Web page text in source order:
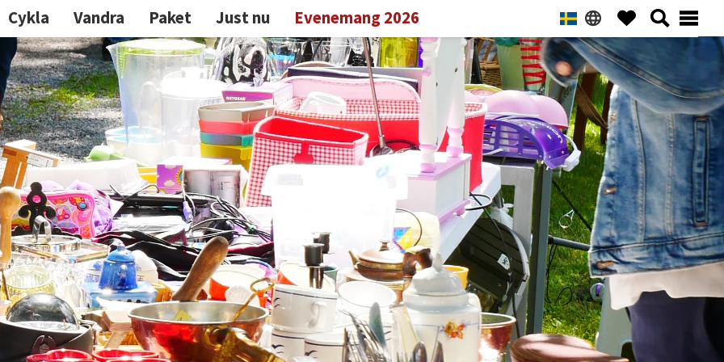
Cykla Vandra Paket Just nu Evenemang 2026